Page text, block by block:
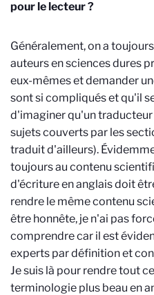
pour le lecteur ?
Généralement, on a
auteurs en sciences dures
eux-mêmes et demander
sont si compliqués et qu'il
d'imaginer qu'un
sujets couverts par les
traduit d'ailleurs).
toujours au contenu
d'écriture en anglais doit
rendre le même contenu
être honnête, je n'ai pas
comprendre car il est
experts par définition et
Je suis là pour rendre tout
terminologie plus beau en